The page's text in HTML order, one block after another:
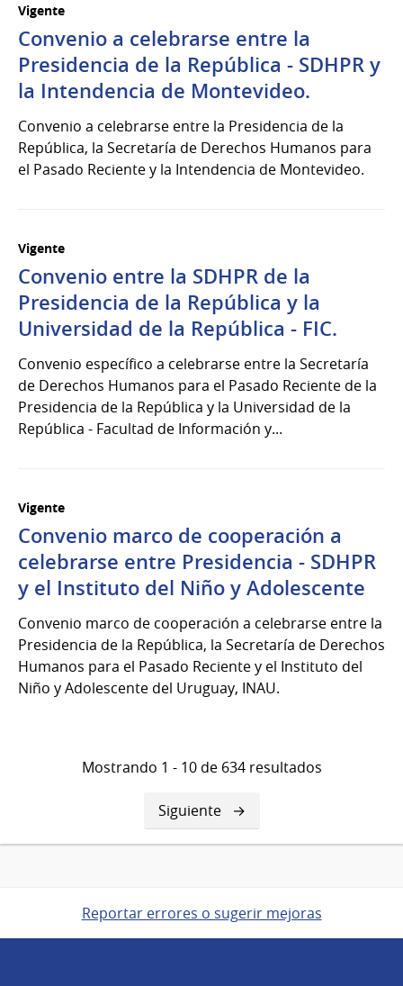
Vigente
Convenio a celebrarse entre la
Presidencia de la República - SDHPR y
la Intendencia de Montevideo.
Convenio a celebrarse entre la Presidencia de la
República, la Secretaría de Derechos Humanos para
el Pasado Reciente y la Intendencia de Montevideo.
Vigente
Convenio entre la SDHPR de la
Presidencia de la República y la
Universidad de la República - FIC.
Convenio específico a celebrarse entre la Secretaría
de Derechos Humanos para el Pasado Reciente de la
Presidencia de la República y la Universidad de la
República - Facultad de Información y...
Vigente
Convenio marco de cooperación a
celebrarse entre Presidencia - SDHPR
y el Instituto del Niño y Adolescente
Convenio marco de cooperación a celebrarse entre la
Presidencia de la República, la Secretaría de Derechos
Humanos para el Pasado Reciente y el Instituto del
Niño y Adolescente del Uruguay, INAU.
Mostrando 1 - 10 de 634 resultados
Siguiente
página
Siguiente
Reportar errores o sugerir mejoras